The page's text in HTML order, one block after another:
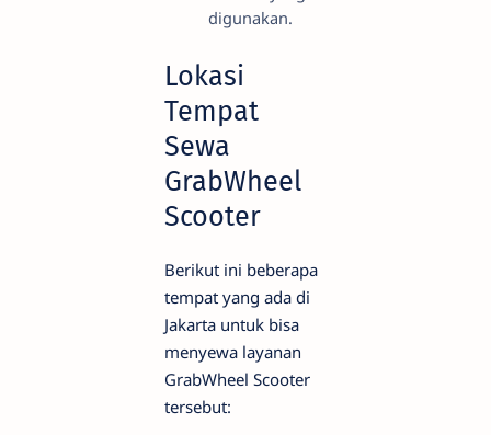
digunakan.
Lokasi
Tempat
Sewa
GrabWheel
Scooter
Berikut ini beberapa
tempat yang ada di
Jakarta untuk bisa
menyewa layanan
GrabWheel Scooter
tersebut: